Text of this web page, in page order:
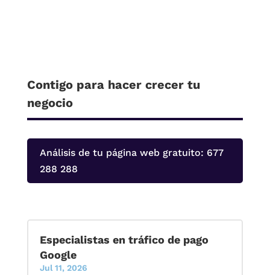
Contigo para hacer crecer tu
negocio
Análisis de tu página web gratuito: 677
288 288
Especialistas en tráfico de pago
Google
Jul 11, 2026